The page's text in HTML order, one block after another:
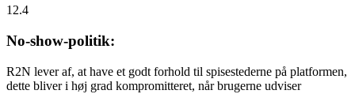
12.4
No-show-politik:
R2N lever af, at have et godt forhold til spisestederne på platformen,
dette bliver i høj grad kompromitteret, når brugerne udviser